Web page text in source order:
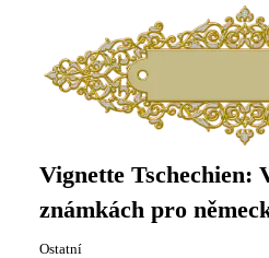
Vignette Tschechien:
známkách pro
Ostatní